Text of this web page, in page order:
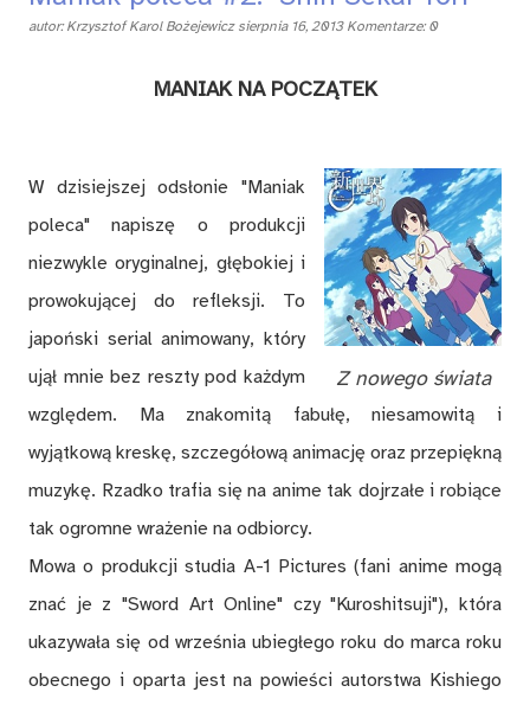
autor:Krzysztof Karol Bożejewicz sierpnia 16, 2013 Komentarze: 0
MANIAK NA POCZĄTEK
Z nowego świata
W dzisiejszej odsłonie "Maniak
poleca" napiszę o produkcji
niezwykle oryginalnej, głębokiej i
prowokującej do refleksji. To
japoński serial animowany, który
ujął mnie bez reszty pod każdym
względem. Ma znakomitą fabułę, niesamowitą i
wyjątkową kreskę, szczegółową animację oraz przepiękną
muzykę. Rzadko trafia się na anime tak dojrzałe i robiące
tak ogromne wrażenie na odbiorcy.
Mowa o produkcji studia A-1 Pictures (fani anime mogą
znać je z "Sword Art Online" czy "Kuroshitsuji"), która
ukazywała się od września ubiegłego roku do marca roku
obecnego i oparta jest na powieści autorstwa Kishiego